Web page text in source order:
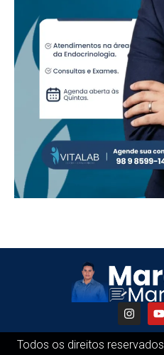
Todos os direitos reservados